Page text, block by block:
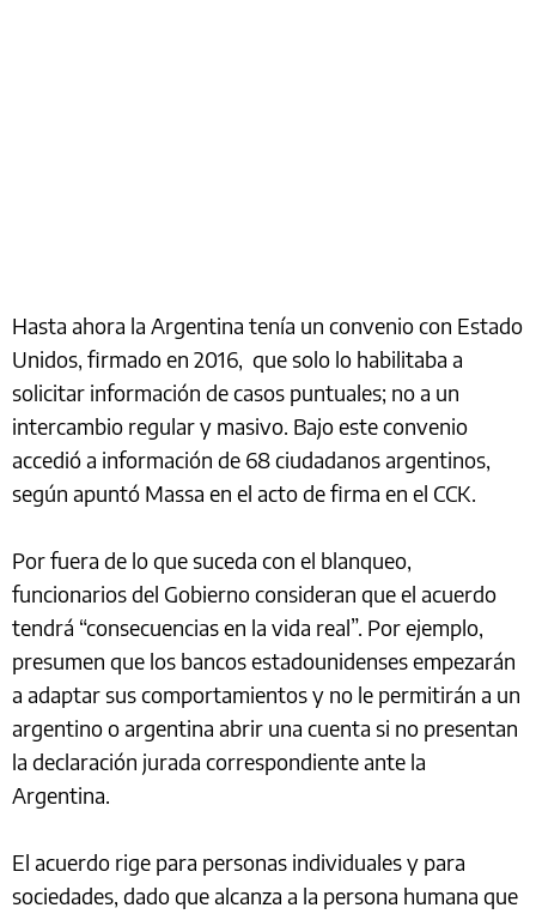
Hasta ahora la Argentina tenía un convenio con Estado
Unidos, firmado en 2016, que solo lo habilitaba a
solicitar información de casos puntuales; no a un
intercambio regular y masivo. Bajo este convenio
accedió a información de 68 ciudadanos argentinos,
según apuntó Massa en el acto de firma en el CCK.
Por fuera de lo que suceda con el blanqueo,
funcionarios del Gobierno consideran que el acuerdo
tendrá “consecuencias en la vida real”. Por ejemplo,
presumen que los bancos estadounidenses empezarán
a adaptar sus comportamientos y no le permitirán a un
argentino o argentina abrir una cuenta si no presentan
la declaración jurada correspondiente ante la
Argentina.
El acuerdo rige para personas individuales y para
sociedades, dado que alcanza a la persona humana que